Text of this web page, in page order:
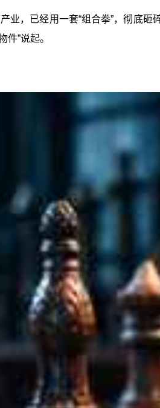
业，已经用一套“组合拳”，彻底砸
”说起。